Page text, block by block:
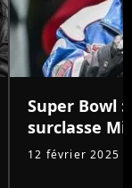
Super Bowl
surclasse
12 février 2025